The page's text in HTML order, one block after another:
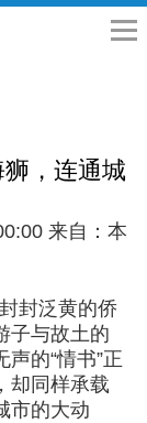
狮，连通城
来自：本
封泛黄的侨
子与故土的
声的“情书”正
却同样承载
市的大动